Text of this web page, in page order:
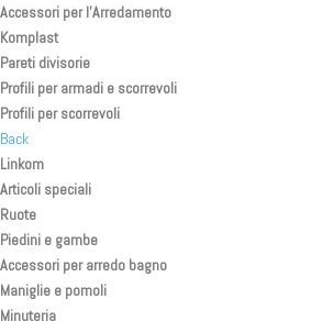
Accessori per l’Arredamento
Komplast
Pareti divisorie
Profili per armadi e scorrevoli
Profili per scorrevoli
Back
Linkom
Articoli speciali
Ruote
Piedini e gambe
Accessori per arredo bagno
Maniglie e pomoli
Minuteria